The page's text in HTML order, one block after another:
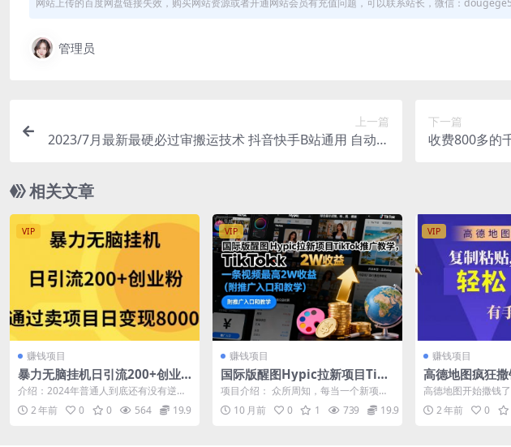
网站上传的百度网盘链接失效，购买网站资源或者开通网站会员有充值问题，可以联系站长，微信：
管理员
上一篇
2023/7月最新最硬必过审搬运技术 抖音快手B站通用 自动剪
下一篇
收费800多的
相关文章
VIP
赚钱项目
暴力无脑挂机日引流200+创业
粉通过卖项目日变现2000+
介绍：2024年普通人到底还有没有逆袭
或者年赚百万的机会 答案是肯定有的，
那就是...
2 年前 0 0 564 19.9
VIP
赚钱项目
国际版醒图Hypic拉新项目TikT
ok推广教学，一条视频最高2W
收益（附推广入口和教学）
项目介绍： 众所周知，每当一个新项目
出来就意味着绝对的蓝海市场，就比如
前几个月出...
10 月前 0 1 739 19.9
VIP
赚钱项目
高德地图疯狂
一单接近10元
手就会
高德地图开始撒钱
目的人还不多，所
了鼓励大家积...
2 年前 0